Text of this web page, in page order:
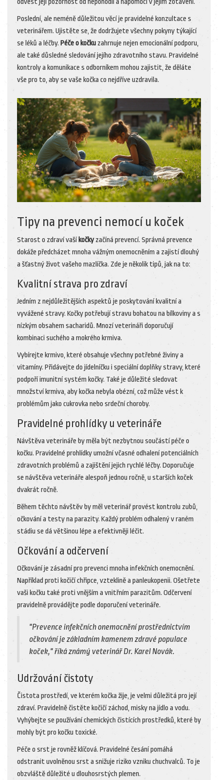
odvést její pozornost od nepohodlí a napomoci v jejím zotavení.
Poslední, ale neméně důležitou věcí je pravidelné konzultace s
veterinářem. Ujistěte se, že dodržujete všechny pokyny týkající
se léků a léčby. Péče o kočku zahrnuje nejen emocionální podporu,
ale také důsledné sledování jejího zdravotního stavu. Pravidelné
kontroly a komunikace s odborníkem mohou zajistit, že děláte
vše pro to, aby se vaše kočka co nejdříve uzdravila.
Tipy na prevenci nemocí u koček
Starost o zdraví vaší kočkyzačíná prevencí. Správná prevence
dokáže předcházet mnoha vážným onemocněním a zajistí dlouhý
a šťastný život vašeho mazlíčka. Zde je několik tipů, jak na to:
Kvalitní strava pro zdraví
Jedním z nejdůležitějších aspektů je poskytování kvalitní a
vyvážené stravy. Kočky potřebují stravu bohatou na bílkoviny a s
nízkým obsahem sacharidů. Mnozí veterináři doporučují
kombinaci suchého a mokrého krmiva.
Vybírejte krmivo, které obsahuje všechny potřebné živiny a
vitamíny. Přidávejte do jídelníčku i speciální doplňky stravy, které
podpoří imunitní systém kočky. Také je důležité sledovat
množství krmiva, aby kočka nebyla obézní, což může vést k
problémům jako cukrovka nebo srdeční choroby.
Pravidelné prohlídky u veterináře
Návštěva veterináře by měla být nezbytnou součástí péče o
kočku. Pravidelné prohlídky umožní včasné odhalení potenciálních
zdravotních problémů a zajištění jejich rychlé léčby. Doporučuje
se návštěva veterináře alespoň jednou ročně, u starších koček
dvakrát ročně.
Během těchto návštěv by měl veterinář provést kontrolu zubů,
očkování a testy na parazity. Každý problém odhalený v raném
stádiu se dá většinou lépe a efektivněji léčit.
Očkování a odčervení
Očkování je zásadní pro prevenci mnoha infekčních onemocnění.
Například proti kočičí chřipce, vzteklině a panleukopenii. Ošetřete
vaši kočku také proti vnějším a vnitřním parazitům. Odčervení
pravidelně provádějte podle doporučení veterináře.
"Prevence infekčních onemocnění prostřednictvím
očkování je základním kamenem zdravé populace
koček," říká známý veterinář Dr. Karel Novák.
Udržování čistoty
Čistota prostředí, ve kterém kočka žije, je velmi důležitá pro její
zdraví. Pravidelně čistěte kočičí záchod, misky na jídlo a vodu.
Vyhýbejte se používání chemických čistících prostředků, které by
mohly být pro kočku toxické.
Péče o srst je rovněž klíčová. Pravidelné česání pomáhá
odstranit uvolněnou srst a snižuje riziko vzniku chuchvalců. To je
obzvláště důležité u dlouhosrstých plemen.